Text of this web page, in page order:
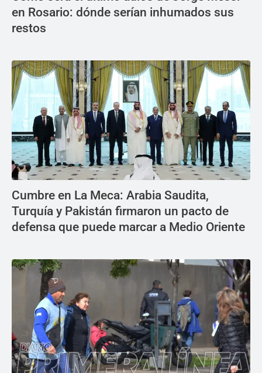
en Rosario: dónde serían inhumados sus
restos
Cumbre en La Meca: Arabia Saudita,
Turquía y Pakistán firmaron un pacto de
defensa que puede marcar a Medio Oriente